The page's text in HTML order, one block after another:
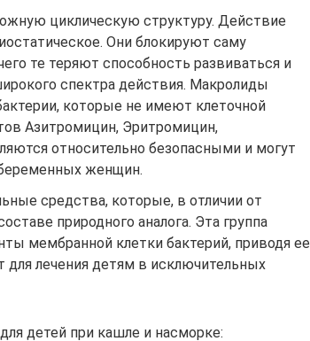
циклическую структуру. Действие
Они блокируют саму
те теряют способность развиваться и
спектра действия. Макролиды
которые не имеют клеточной
Азитромицин, Эритромицин,
относительно безопасными и могут
женщин.
средства, которые, в отличии от
природного аналога. Эта группа
мембранной клетки бактерий, приводя ее
для лечения детям в исключительных
детей при кашле и насморке: